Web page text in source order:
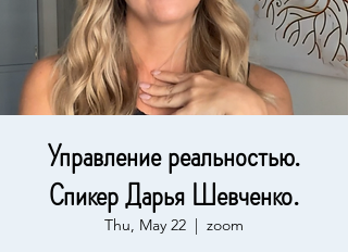
Управление реальностью.
Спикер Дарья Шевченко.
Thu, May 22
  |
zoom